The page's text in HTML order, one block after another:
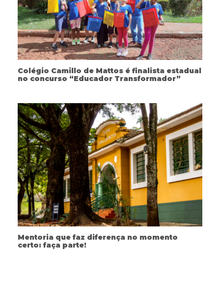
Colégio Camillo de Mattos é finalista estadual
no concurso “Educador Transformador”
Mentoria que faz diferença no momento
certo: faça parte!